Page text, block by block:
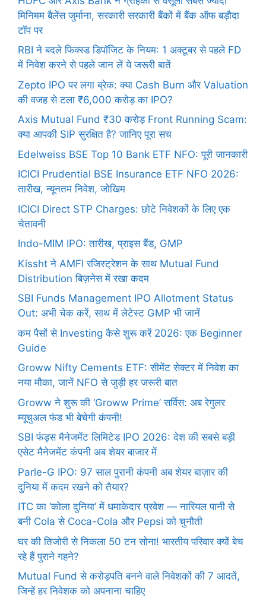
मिनिमम बैलेंस जुर्माना, सरकारी सरकारी बैंकों में बैंक ऑफ बड़ौदा
टॉप पर
RBI ने बदले फिक्स्ड डिपॉजिट के नियम: 1 अक्टूबर से पहले FD
में निवेश करने से पहले जान लें ये जरूरी बातें
Zepto IPO पर लगा ब्रेक: क्या Cash Burn और Valuation
की वजह से टला ₹6,000 करोड़ का IPO?
Axis Mutual Fund ₹30 करोड़ Front Running Scam:
क्या आपकी SIP सुरक्षित है? जानिए पूरा सच
Edelweiss BSE Top 10 Bank ETF NFO: पूरी जानकारी
ICICI Prudential BSE Insurance ETF NFO 2026:
तारीख, न्यूनतम निवेश, जोखिम
ICICI Direct STP Charges: छोटे निवेशकों के लिए एक
चेतावनी
Indo-MIM IPO: तारीख, प्राइस बैंड, GMP
Kissht ने AMFI रजिस्ट्रेशन के साथ Mutual Fund
Distribution बिज़नेस में रखा कदम
SBI Funds Management IPO Allotment Status
Out: अभी चेक करें, साथ में लेटेस्ट GMP भी जानें
कम पैसों से Investing कैसे शुरू करें 2026: एक Beginner
Guide
Groww Nifty Cements ETF: सीमेंट सेक्टर में निवेश का
नया मौका, जानें NFO से जुड़ी हर जरूरी बात
Groww ने शुरू की ‘Groww Prime’ सर्विस: अब रेगुलर
म्यूचुअल फंड भी बेचेगी कंपनी!
SBI फंड्स मैनेजमेंट लिमिटेड IPO 2026: देश की सबसे बड़ी
एसेट मैनेजमेंट कंपनी अब शेयर बाजार में
Parle-G IPO: 97 साल पुरानी कंपनी अब शेयर बाज़ार की
दुनिया में कदम रखने को तैयार?
ITC का ‘कोला दुनिया’ में धमाकेदार प्रवेश — नारियल पानी से
बनी Cola से Coca-Cola और Pepsi को चुनौती
घर की तिजोरी से निकला 50 टन सोना! भारतीय परिवार क्यों बेच
रहे हैं पुराने गहने?
Mutual Fund से करोड़पति बनने वाले निवेशकों की 7 आदतें,
जिन्हें हर निवेशक को अपनाना चाहिए